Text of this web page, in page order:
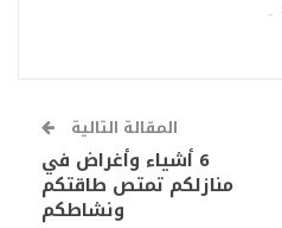
المقالة التالية
6 أشياء وأغراض في
منازلكم تمتص طاقتكم
ونشاطكم